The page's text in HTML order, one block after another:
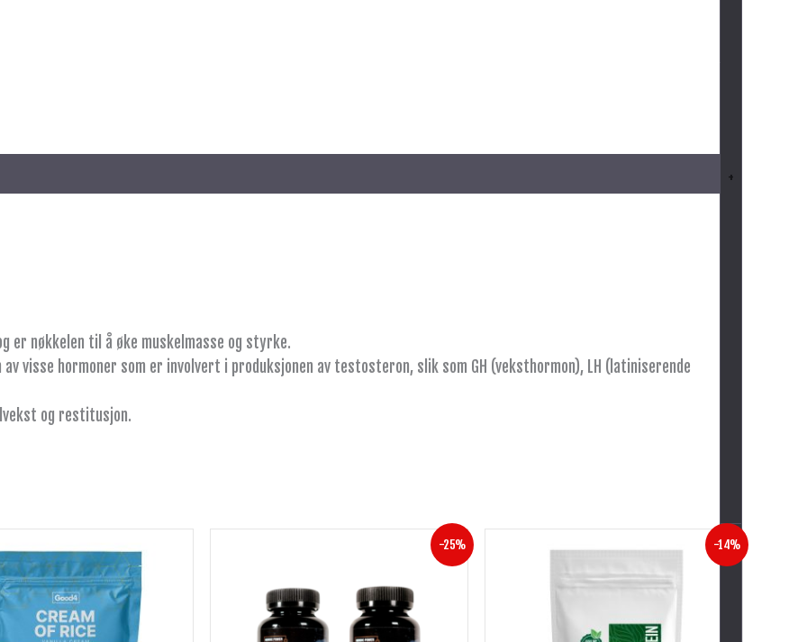
+
er nøkkelen til å øke muskelmasse og styrke.
visse hormoner som er involvert i produksjonen av testosteron, slik som GH (veksthormon), LH (latiniserende
og restitusjon.
-25%
kr 574.kr 430.
-14%
var:
er: